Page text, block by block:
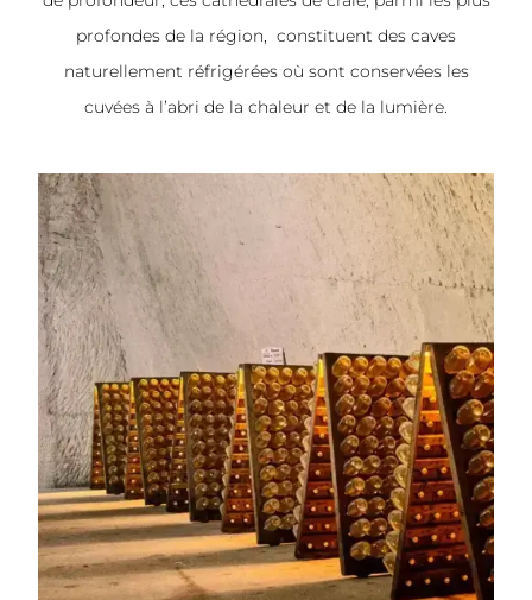
profondes de la région, constituent des caves
naturellement réfrigérées où sont conservées les
cuvées à l’abri de la chaleur et de la lumière.